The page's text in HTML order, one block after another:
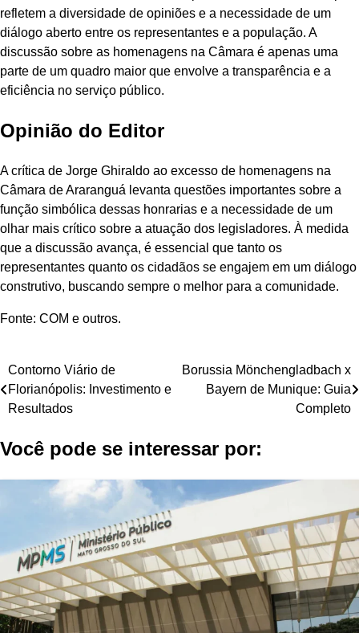
refletem a diversidade de opiniões e a necessidade de um
diálogo aberto entre os representantes e a população. A
discussão sobre as homenagens na Câmara é apenas uma
parte de um quadro maior que envolve a transparência e a
eficiência no serviço público.
Opinião do Editor
A crítica de Jorge Ghiraldo ao excesso de homenagens na
Câmara de Araranguá levanta questões importantes sobre a
função simbólica dessas honrarias e a necessidade de um
olhar mais crítico sobre a atuação dos legisladores. À medida
que a discussão avança, é essencial que tanto os
representantes quanto os cidadãos se engajem em um diálogo
construtivo, buscando sempre o melhor para a comunidade.
Fonte: COM e outros.
Navegação
de
Contorno Viário de
Florianópolis: Investimento e
Resultados
Borussia Mönchengladbach x
Bayern de Munique: Guia
Completo
Você pode se interessar por: